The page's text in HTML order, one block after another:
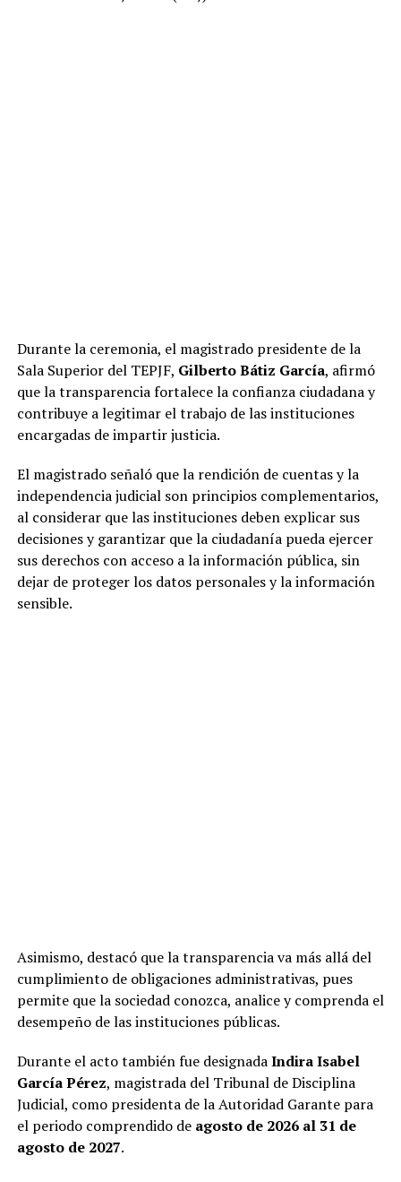
Durante la ceremonia, el magistrado presidente de la
Sala Superior del TEPJF, Gilberto Bátiz García, afirmó
que la transparencia fortalece la confianza ciudadana y
contribuye a legitimar el trabajo de las instituciones
encargadas de impartir justicia.
El magistrado señaló que la rendición de cuentas y la
independencia judicial son principios complementarios,
al considerar que las instituciones deben explicar sus
decisiones y garantizar que la ciudadanía pueda ejercer
sus derechos con acceso a la información pública, sin
dejar de proteger los datos personales y la información
sensible.
Asimismo, destacó que la transparencia va más allá del
cumplimiento de obligaciones administrativas, pues
permite que la sociedad conozca, analice y comprenda el
desempeño de las instituciones públicas.
Durante el acto también fue designadaIndira Isabel
García Pérez, magistrada del Tribunal de Disciplina
Judicial, como presidenta de la Autoridad Garante para
el periodo comprendido de agosto de 2026 al 31 de
agosto de 2027.